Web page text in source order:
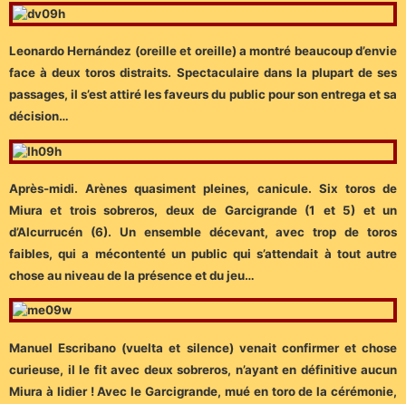
Leonardo Hernández (oreille et oreille) a montré beaucoup d’envie
face à deux toros distraits. Spectaculaire dans la plupart de ses
passages, il s’est attiré les faveurs du public pour son entrega et sa
décision…
Après-midi. Arènes quasiment pleines, canicule. Six toros de
Miura et trois sobreros, deux de Garcigrande (1 et 5) et un
d’Alcurrucén (6). Un ensemble décevant, avec trop de toros
faibles, qui a mécontenté un public qui s’attendait à tout autre
chose au niveau de la présence et du jeu…
Manuel Escribano (vuelta et silence) venait confirmer et chose
curieuse, il le fit avec deux sobreros, n’ayant en définitive aucun
Miura à lidier ! Avec le Garcigrande, mué en toro de la cérémonie,